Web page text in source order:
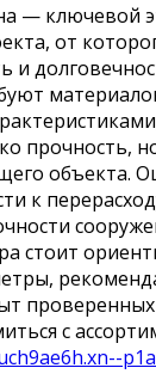
— ключевой
от
и
прочность,
объекта.
к
стоит
с